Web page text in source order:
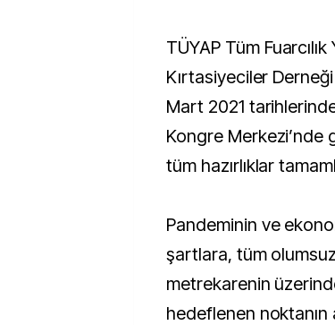
TÜYAP Tüm
Kırtasiyeciler
Mart 2021
Kongre
tüm hazırlıklar
Pandeminin ve
şartlara, tüm
metrekarenin
hedeflenen noktanın